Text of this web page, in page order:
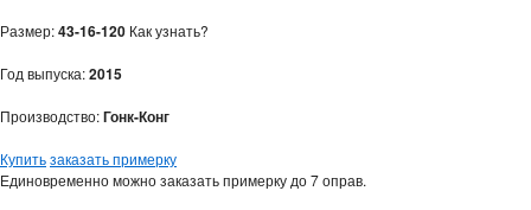
Размер:43-16-120 Как узнать?
Год выпуска:2015
Производство:Гонк-Конг
Купитьзаказать примерку
Единовременно можно заказать примерку до 7 оправ.